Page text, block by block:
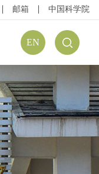
邮箱 中国科学院
EN